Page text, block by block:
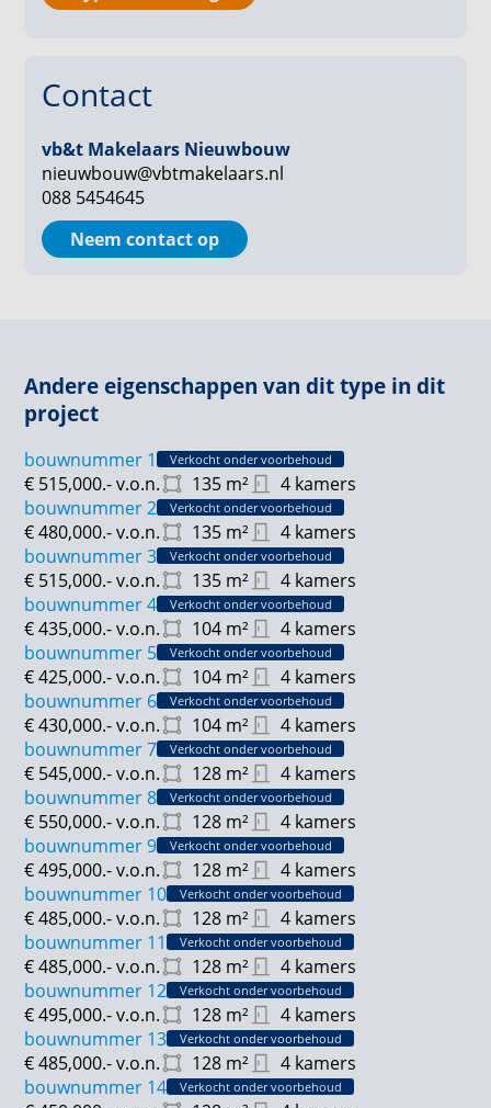
van de oorspronkelijke gebouwen dient als inspiratie,
Contact
vb&t Makelaars Nieuwbouw
nieuwbouw@vbtmakelaars.nl
088 5454645
Neem contact op
Andere eigenschappen van dit type in dit
project
bouwnummer 1 Verkocht onder voorbehoud
135 m² 4 kamers
€ 515,000.-v.o.n.
bouwnummer 2
Verkocht onder voorbehoud
135 m² 4 kamers
€ 480,000.-v.o.n.
bouwnummer 3
Verkocht onder voorbehoud
135 m² 4 kamers
€ 515,000.-v.o.n.
bouwnummer 4
Verkocht onder voorbehoud
104 m² 4 kamers
€ 435,000.-v.o.n.
bouwnummer 5
Verkocht onder voorbehoud
104 m² 4 kamers
€ 425,000.-v.o.n.
bouwnummer 6
Verkocht onder voorbehoud
104 m² 4 kamers
€ 430,000.-v.o.n.
bouwnummer 7
Verkocht onder voorbehoud
128 m² 4 kamers
€ 545,000.-v.o.n.
bouwnummer 8
Verkocht onder voorbehoud
128 m² 4 kamers
€ 550,000.-v.o.n.
bouwnummer 9
Verkocht onder voorbehoud
128 m² 4 kamers
€ 495,000.-v.o.n.
bouwnummer 10
Verkocht onder voorbehoud
128 m² 4 kamers
€ 485,000.-v.o.n.
bouwnummer 11
Verkocht onder voorbehoud
128 m² 4 kamers
€ 485,000.-v.o.n.
bouwnummer 12
Verkocht onder voorbehoud
128 m² 4 kamers
€ 495,000.-v.o.n.
bouwnummer 13
Verkocht onder voorbehoud
128 m² 4 kamers
€ 485,000.-v.o.n.
bouwnummer 14
Verkocht onder voorbehoud